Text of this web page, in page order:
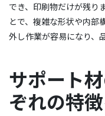
でき、印刷物だけが残り
とで、複雑な形状や内部
外し作業が容易になり、
サポート
ぞれの特